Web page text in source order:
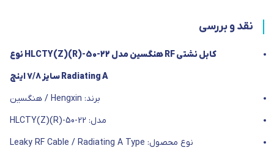
نقد و بررسی
کابل نشتی RF هنگسین مدل HLCTY(Z)(R)-50-22 نوع
Radiating A سایز 7/8 اینچ
برند: Hengxin / هنگسین
مدل: HLCTY(Z)(R)-50-22
نوع محصول: Leaky RF Cable / Radiating A Type